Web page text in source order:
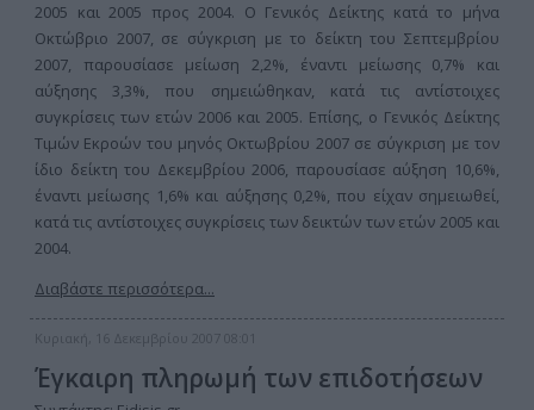
2005 και 2005 προς 2004. Ο Γενικός Δείκτης κατά το μήνα
Οκτώβριο 2007, σε σύγκριση με το δείκτη του Σεπτεμβρίου
2007, παρουσίασε μείωση 2,2%, έναντι μείωσης 0,7% και
αύξησης 3,3%, που σημειώθηκαν, κατά τις αντίστοιχες
συγκρίσεις των ετών 2006 και 2005. Επίσης, ο Γενικός Δείκτης
Τιμών Εκροών του μηνός Οκτωβρίου 2007 σε σύγκριση με τον
ίδιο δείκτη του Δεκεμβρίου 2006, παρουσίασε αύξηση 10,6%,
έναντι μείωσης 1,6% και αύξησης 0,2%, που είχαν σημειωθεί,
κατά τις αντίστοιχες συγκρίσεις των δεικτών των ετών 2005 και
2004.
Διαβάστε περισσότερα...
Κυριακή, 16 Δεκεμβρίου 2007 08:01
Έγκαιρη πληρωμή των επιδοτήσεων